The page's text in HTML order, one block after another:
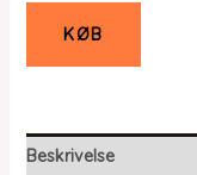
KØB
Beskrivelse